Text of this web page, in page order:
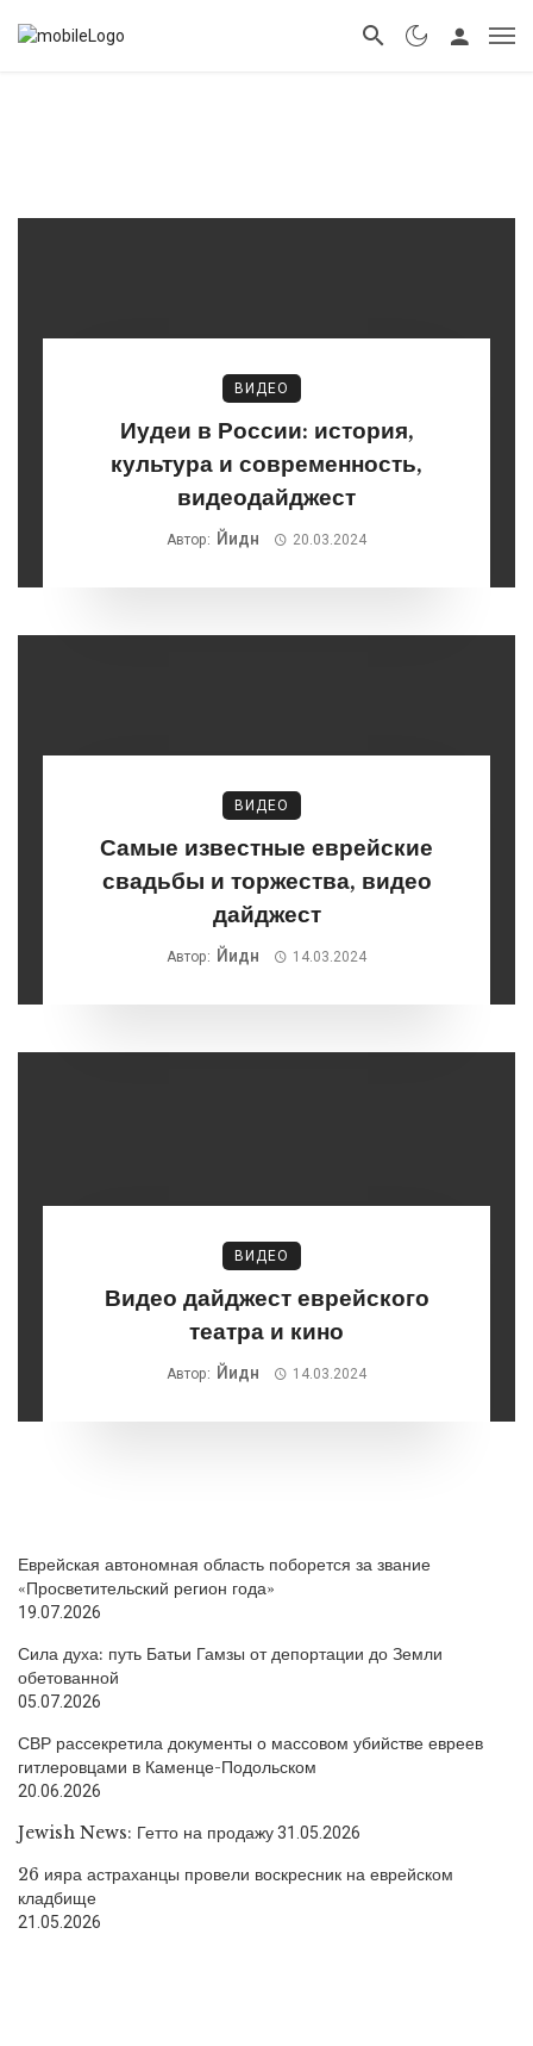
ВИДЕО
Иудеи в России: история,
культура и современность,
видеодайджест
Автор: Йидн 20.03.2024
ВИДЕО
Самые известные еврейские
свадьбы и торжества, видео
дайджест
Автор: Йидн 14.03.2024
ВИДЕО
Видео дайджест еврейского
театра и кино
Автор: Йидн 14.03.2024
Еврейская автономная область поборется за звание
«Просветительский регион года»
19.07.2026
Сила духа: путь Батьи Гамзы от депортации до Земли
обетованной
05.07.2026
СВР рассекретила документы о массовом убийстве евреев
гитлеровцами в Каменце-Подольском
20.06.2026
Jewish News: Гетто на продажу31.05.2026
26 ияра астраханцы провели воскресник на еврейском
кладбище
21.05.2026